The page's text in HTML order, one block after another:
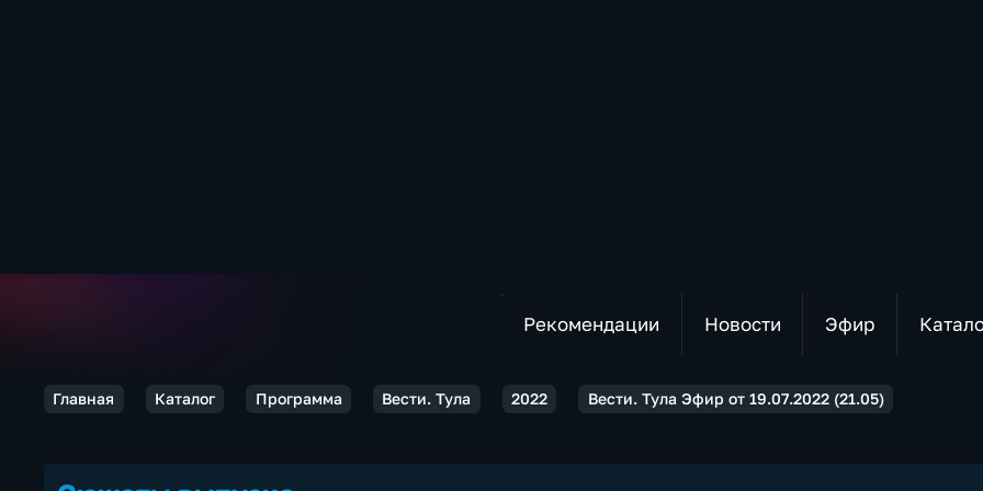
Рекомендации Новости Эфир
Главная Каталог Программа Вести. Тула 2022 Вести. Тула Эфир от 19.07.2022 (21.05)